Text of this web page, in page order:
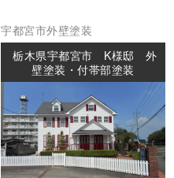
宇都宮市外壁塗装
栃木県宇都宮市 K様邸 外
壁塗装・付帯部塗装